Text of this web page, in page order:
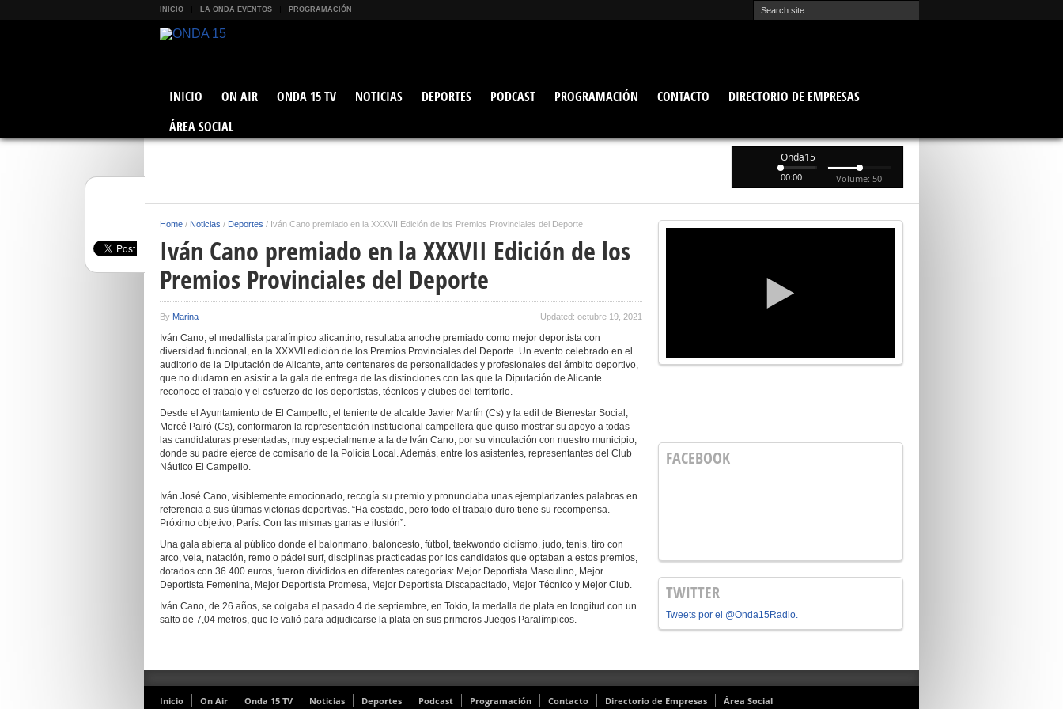
INICIO LA ONDA EVENTOS PROGRAMACIÓN
INICIO ON AIR ONDA 15 TV NOTICIAS DEPORTES PODCAST PROGRAMACIÓN CONTACTO
DIRECTORIO DE EMPRESAS
ÁREA SOCIAL
Onda15
00:00 Volume: 50
Home / Noticias / Deportes / Iván Cano premiado en la XXXVII Edición de los Premios Provinciales del Deporte
Iván Cano premiado en la XXXVII Edición de los
Premios Provinciales del Deporte
By Marina Updated: octubre 19, 2021
Iván Cano, el medallista paralímpico alicantino, resultaba anoche premiado como mejor deportista con
diversidad funcional, en la XXXVII edición de los Premios Provinciales del Deporte. Un evento celebrado en el
auditorio de la Diputación de Alicante, ante centenares de personalidades y profesionales del ámbito deportivo,
que no dudaron en asistir a la gala de entrega de las distinciones con las que la Diputación de Alicante
reconoce el trabajo y el esfuerzo de los deportistas, técnicos y clubes del territorio.
Desde el Ayuntamiento de El Campello, el teniente de alcalde Javier Martín (Cs) y la edil de Bienestar Social,
Mercé Pairó (Cs), conformaron la representación institucional campellera que quiso mostrar su apoyo a todas
las candidaturas presentadas, muy especialmente a la de Iván Cano, por su vinculación con nuestro municipio,
donde su padre ejerce de comisario de la Policía Local. Además, entre los asistentes, representantes del Club
Náutico El Campello.
Iván José Cano, visiblemente emocionado, recogía su premio y pronunciaba unas ejemplarizantes palabras en
referencia a sus últimas victorias deportivas. “Ha costado, pero todo el trabajo duro tiene su recompensa.
Próximo objetivo, París. Con las mismas ganas e ilusión”.
Una gala abierta al público donde el balonmano, baloncesto, fútbol, taekwondo ciclismo, judo, tenis, tiro con
arco, vela, natación, remo o pádel surf, disciplinas practicadas por los candidatos que optaban a estos premios,
dotados con 36.400 euros, fueron divididos en diferentes categorías: Mejor Deportista Masculino, Mejor
Deportista Femenina, Mejor Deportista Promesa, Mejor Deportista Discapacitado, Mejor Técnico y Mejor Club.
Iván Cano, de 26 años, se colgaba el pasado 4 de septiembre, en Tokio, la medalla de plata en longitud con un
salto de 7,04 metros, que le valió para adjudicarse la plata en sus primeros Juegos Paralímpicos.
FACEBOOK
TWITTER
Tweets por el @Onda15Radio.
Inicio On Air Onda 15 TV Noticias Deportes Podcast Programación Contacto Directorio de Empresas Área Social